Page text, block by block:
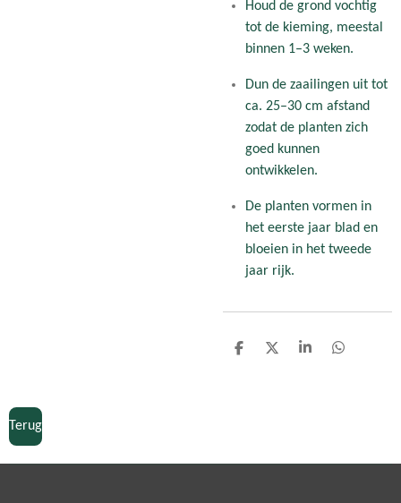
Houd de grond vochtig
tot de kieming, meestal
binnen 1–3 weken.
Dun de zaailingen uit tot
ca. 25–30 cm afstand
zodat de planten zich
goed kunnen
ontwikkelen.
De planten vormen in
het eerste jaar blad en
bloeien in het tweede
jaar rijk.
D
D
S
D
Terug